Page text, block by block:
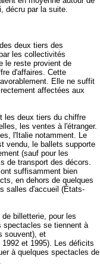
décru par la suite.
deux tiers des
les collectivités
le reste provient de
d'affaires. Cette
Elle ne suffit
affectées aux
les deux tiers du chiffre
les ventes à l'étranger.
l'Italie notamment. Le
vendu, le ballets supporte
(sauf pour les
de transport des décors.
suffisamment bien
en dehors de quelques
salles d'accueil (États-
billetterie, pour les
spectacles se tiennent à
souvent), et
et 1995). Les déficits
à quelques spectacles de